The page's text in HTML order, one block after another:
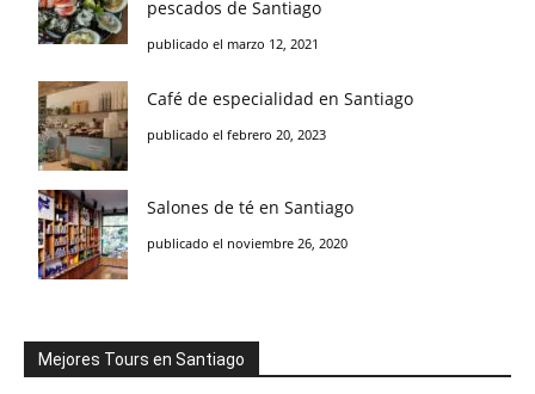
pescados de Santiago
publicado el marzo 12, 2021
Café de especialidad en Santiago
publicado el febrero 20, 2023
Salones de té en Santiago
publicado el noviembre 26, 2020
Mejores Tours en Santiago